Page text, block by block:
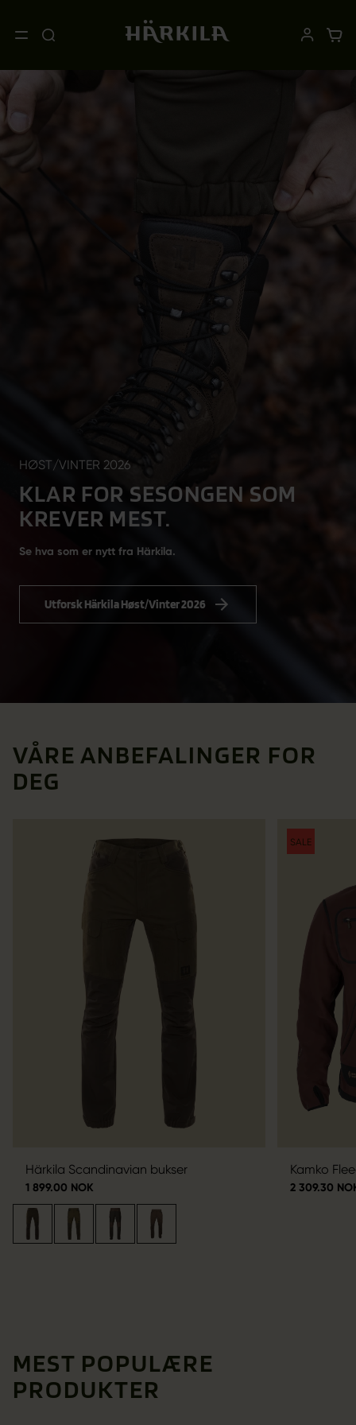
PRO HUNTER LEGACY-SETT
Vi har perfeksjonert det perfekte jaktsettet.
Oppdag Pro Hunter Legacy-settet
VÅRE ANBEFALINGER FOR
DEG
Härkila Scandinavian bukser
1 899.00 NOK
SALE
Kamko
2 309.30
MEST POPULÆRE
PRODUKTER